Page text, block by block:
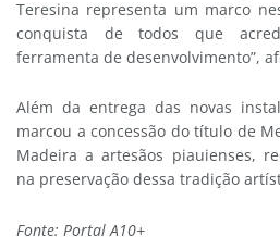
Teresina representa um marco
conquista de todos que
ferramenta de desenvolvimento”,
Além da entrega das novas
marcou a concessão do título de
Madeira a artesãos piauienses,
na preservação dessa tradição
Fonte: Portal A10+